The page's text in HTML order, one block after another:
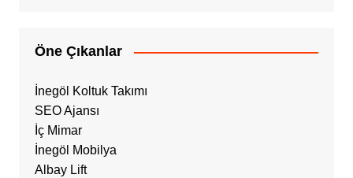
Öne Çıkanlar
İnegöl Koltuk Takımı
SEO Ajansı
İç Mimar
İnegöl Mobilya
Albay Lift